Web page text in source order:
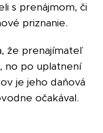
s prenájmom, či
priznanie.
že prenajímateľ
no po uplatnení
je jeho daňová
očakával.